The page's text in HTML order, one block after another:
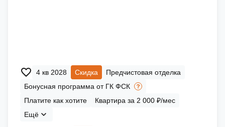
4 кв 2028 Скидка
Предчистовая отделка
Бонусная программа от ГК ФСК
Платите как хотите
Квартира за 2 000 ₽/мес
Ещё